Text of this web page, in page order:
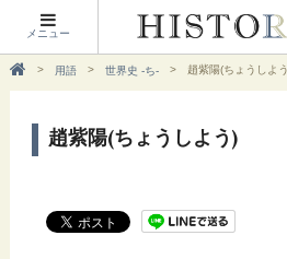
メニュー
用語 世界史 -ち- 趙紫陽(ちょうしよ
趙紫陽(ちょうしよう)